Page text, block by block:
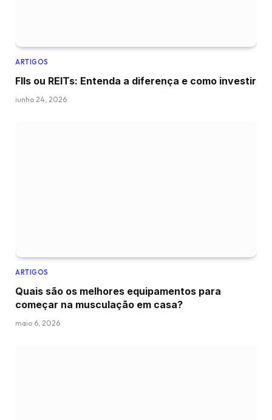
ARTIGOS
FIIs ou REITs: Entenda a diferença e como investir
junho 24, 2026
ARTIGOS
Quais são os melhores equipamentos para
começar na musculação em casa?
maio 6, 2026